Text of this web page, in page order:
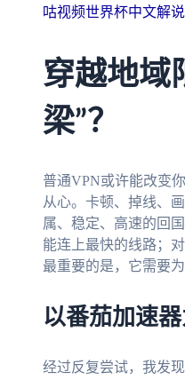
咕视频世界杯中文解
穿越地域
梁”？
普通VPN或许能改变
从心。卡顿、掉线、
属、稳定、高速的回
能连上最快的线路；
最重要的是，它需要
以番茄加速
经过反复尝试，我发